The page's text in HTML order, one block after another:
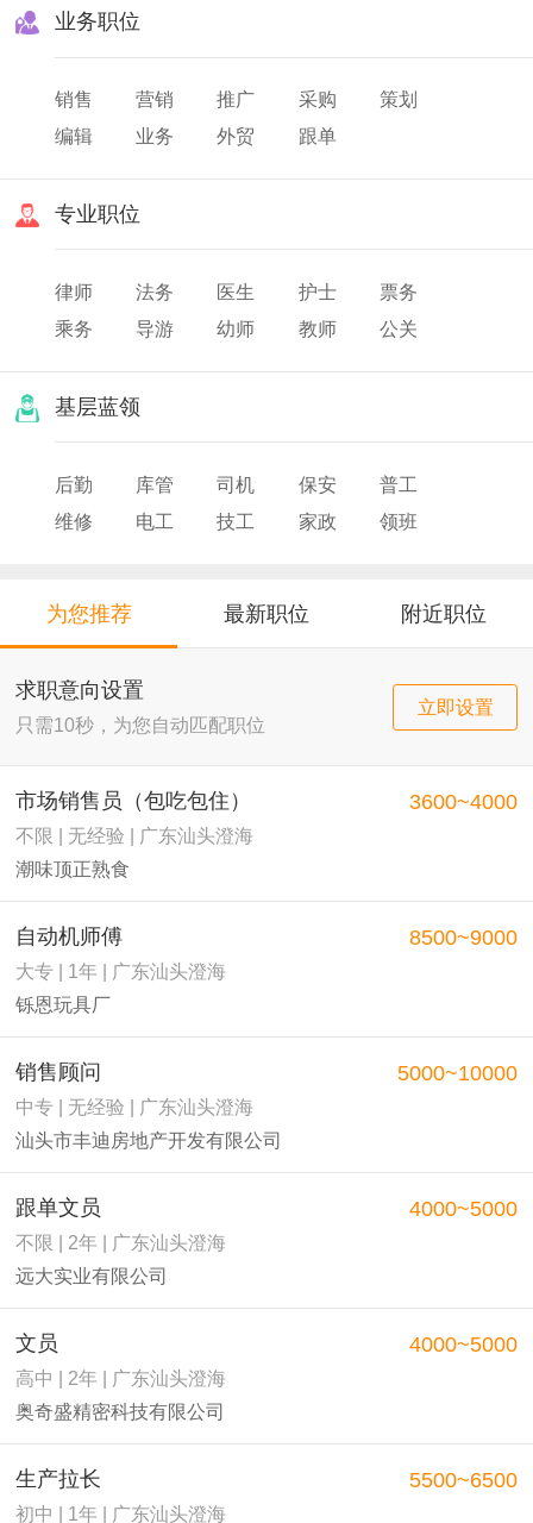
业务职位
销售 营销 推广 采购
策划
编辑
业务 外贸 跟单
专业职位
律师 法务 医生 护士
票务
乘务
导游 幼师 教师
公关
基层蓝领
后勤 库管 司机 保安
普工
维修
电工 技工 家政
领班
为您推荐 最新职位 附近职位
求职意向设置
只需10秒，为您自动匹配职位
立即设置
市场销售员（包吃包住）
不限 | 无经验 | 广东汕头澄海
潮味顶正熟食
3600~4000
自动机师傅
大专 | 1年 | 广东汕头澄海
铄恩玩具厂
8500~9000
销售顾问
中专 | 无经验 | 广东汕头澄海
汕头市丰迪房地产开发有限公司
5000~10000
跟单文员
不限 | 2年 | 广东汕头澄海
远大实业有限公司
4000~5000
文员
高中 | 2年 | 广东汕头澄海
奥奇盛精密科技有限公司
4000~5000
生产拉长
初中 | 1年 | 广东汕头澄海
5500~6500